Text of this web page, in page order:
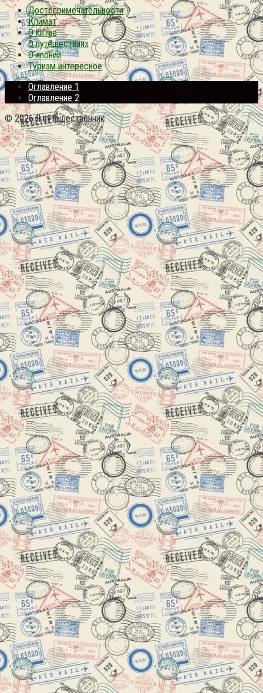
Достопримечательности
Климат
О китае
О путешествиях
О японии
Туризм интересное
Оглавление 1
Оглавление 2
© 2026 Я путешественник